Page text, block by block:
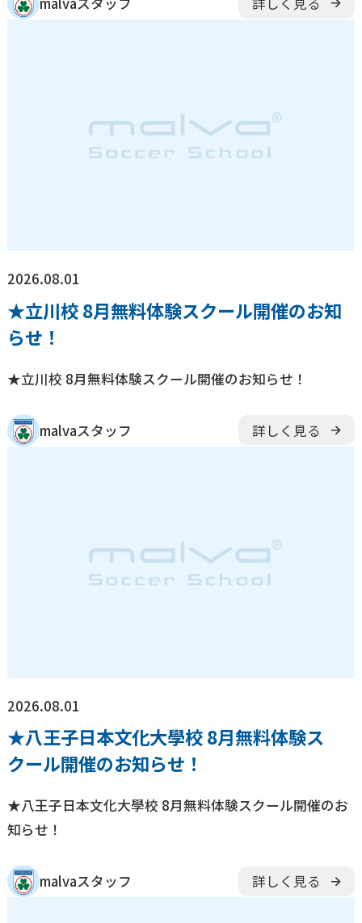
2026.08.01
★立川校 8月無料体験スクール開催のお知
らせ！
★立川校 8月無料体験スクール開催のお知らせ！
malvaスタッフ 詳しく見る
2026.08.01
★八王子日本文化大學校 8月無料体験ス
クール開催のお知らせ！
★八王子日本文化大學校 8月無料体験スクール開催のお
知らせ！
malvaスタッフ 詳しく見る